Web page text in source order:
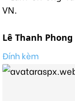
VN.
Lê Thanh
Đính kèm